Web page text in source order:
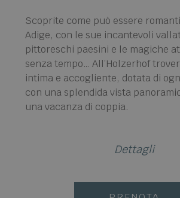
Scoprite come può essere
Adige, con le sue incantevoli
pittoreschi paesini e le magiche
senza tempo… All’Holzerhof
intima e accogliente, dotata di
con una splendida vista
una vacanza di coppia.
Dettagli